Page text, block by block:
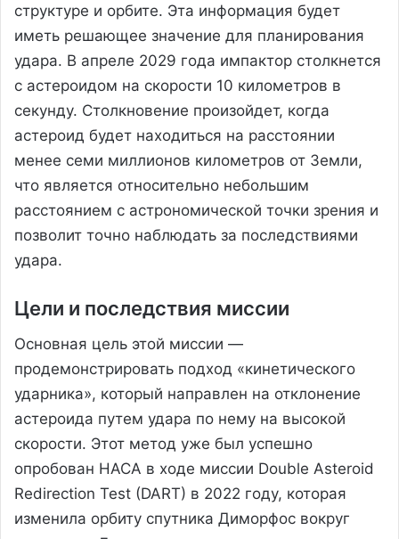
структуре и орбите. Эта информация будет
иметь решающее значение для планирования
удара. В апреле 2029 года импактор столкнется
с астероидом на скорости 10 километров в
секунду. Столкновение произойдет, когда
астероид будет находиться на расстоянии
менее семи миллионов километров от Земли,
что является относительно небольшим
расстоянием с астрономической точки зрения и
позволит точно наблюдать за последствиями
удара.
Цели и последствия миссии
Основная цель этой миссии —
продемонстрировать подход «кинетического
ударника», который направлен на отклонение
астероида путем удара по нему на высокой
скорости. Этот метод уже был успешно
опробован НАСА в ходе миссии Double Asteroid
Redirection Test (DART) в 2022 году, которая
изменила орбиту спутника Диморфос вокруг